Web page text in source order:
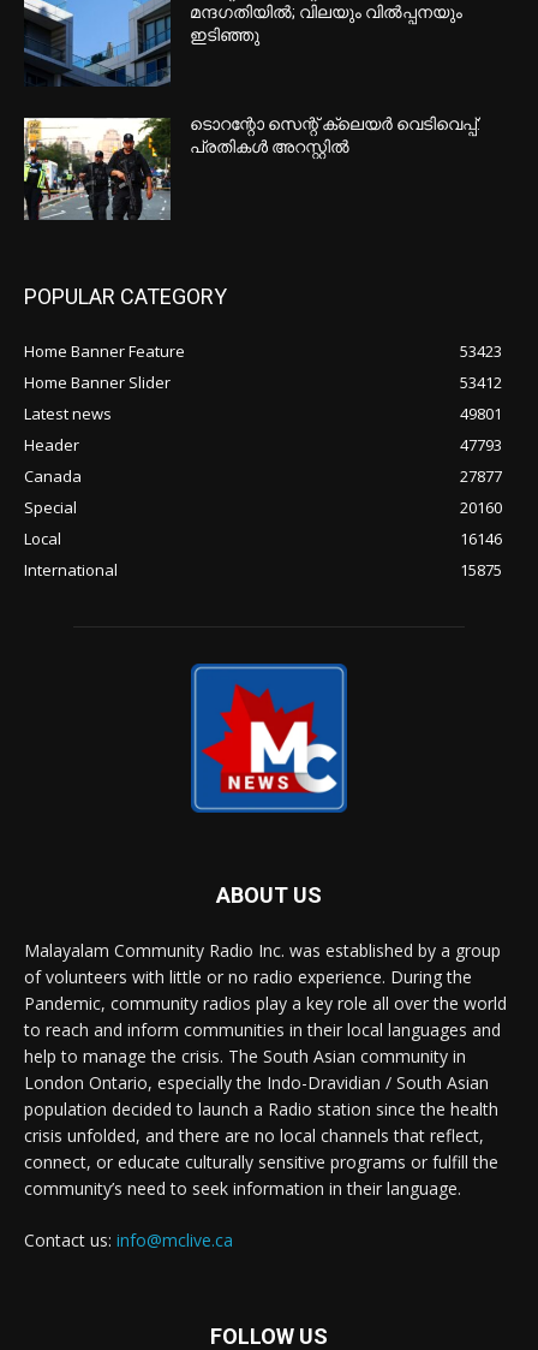
മന്ദഗതിയില്‍; വിലയും വില്‍പ്പനയും
ഇടിഞ്ഞു
ടൊറന്റോ സെന്റ് ക്ലെയര്‍ വെടിവെപ്പ്:
പ്രതികള്‍ അറസ്റ്റില്‍
POPULAR CATEGORY
Home Banner Feature
53423
Home Banner Slider
53412
Latest news
49801
Header
47793
Canada
27877
Special
20160
Local
16146
International
15875
ABOUT US
Malayalam Community Radio Inc. was established by a group
of volunteers with little or no radio experience. During the
Pandemic, community radios play a key role all over the world
to reach and inform communities in their local languages and
help to manage the crisis. The South Asian community in
London Ontario, especially the Indo-Dravidian / South Asian
population decided to launch a Radio station since the health
crisis unfolded, and there are no local channels that reflect,
connect, or educate culturally sensitive programs or fulfill the
community’s need to seek information in their language.
Contact us: info@mclive.ca
FOLLOW US